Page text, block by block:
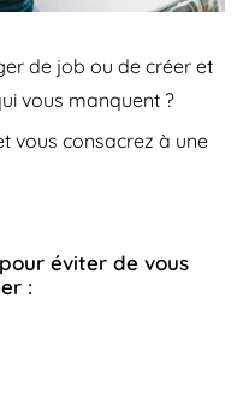
de job ou de créer et
vous manquent ?
vous consacrez à une
éviter de vous
: